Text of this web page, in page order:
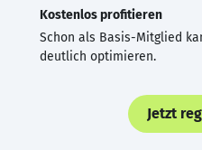
Kostenlos profitieren
Schon als Basis-Mitglied
deutlich optimieren.
Jetzt